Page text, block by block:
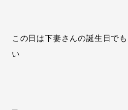
この日は下妻さんの誕生日で
い